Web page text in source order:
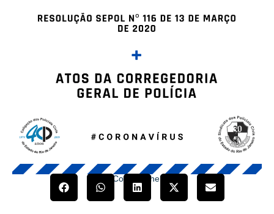
Compartilhe!